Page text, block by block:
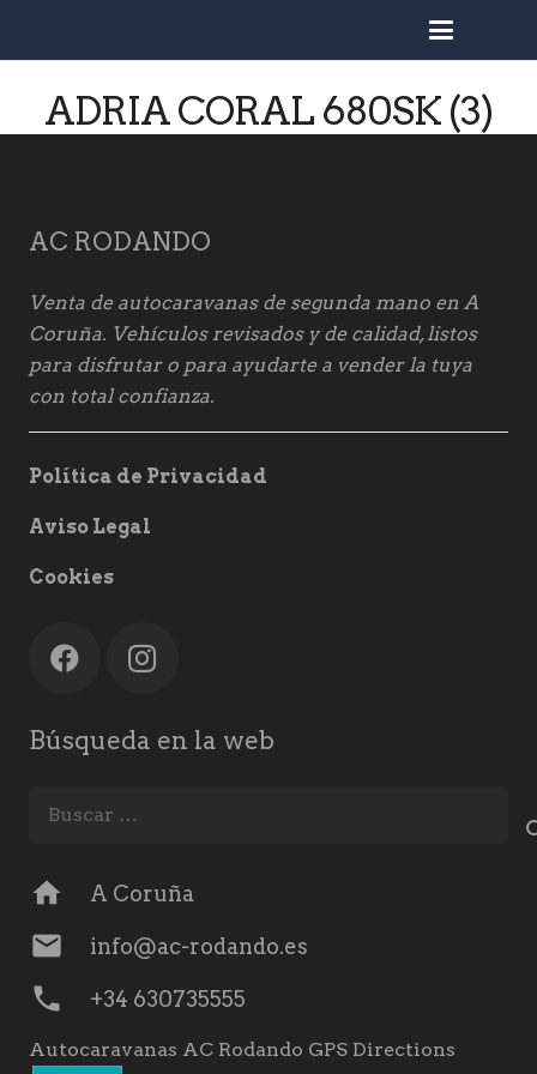
ADRIA CORAL 680SK (3)
AC RODANDO
Venta de autocaravanas de segunda mano en A
Coruña. Vehículos revisados y de calidad, listos
para disfrutar o para ayudarte a vender la tuya
con total confianza.
Política de Privacidad
Aviso Legal
Cookies
Búsqueda en la web
home A Coruña
mail info@ac-rodando.es
phone +34 630735555
Autocaravanas AC Rodando GPS Directions